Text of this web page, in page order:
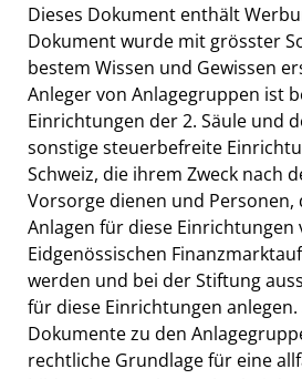
Dieses Dokument enthält
Dokument wurde mit grösster
bestem Wissen und Gewissen
Anleger von Anlagegruppen ist
Einrichtungen der 2. Säule und
sonstige steuerbefreite
Schweiz, die ihrem Zweck nach
Vorsorge dienen und Personen,
Anlagen für diese
Eidgenössischen
werden und bei der Stiftung
für diese Einrichtungen
Dokumente zu den
rechtliche Grundlage für eine